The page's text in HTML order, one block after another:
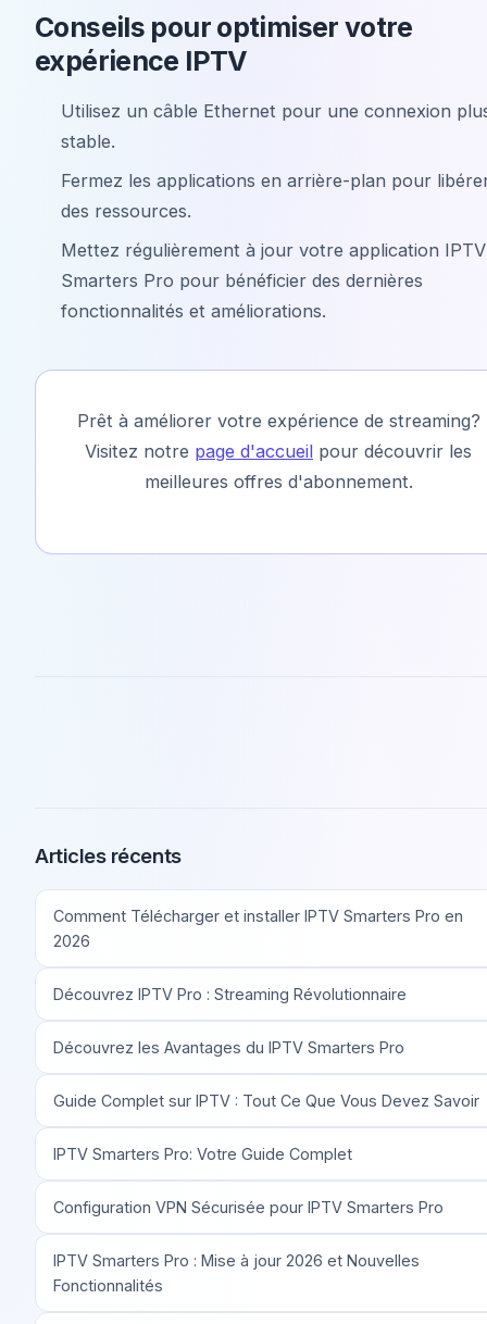
Conseils pour optimiser votre
expérience IPTV
Utilisez un câble Ethernet pour une connexion
stable.
Fermez les applications en arrière-plan pour
des ressources.
Mettez régulièrement à jour votre application IPTV
Smarters Pro pour bénéficier des dernières
fonctionnalités et améliorations.
Prêt à améliorer votre expérience de streaming?
Visitez notre page d'accueil pour découvrir les
meilleures offres d'abonnement.
Articles récents
Comment Télécharger et installer IPTV Smarters Pro en
2026
Découvrez IPTV Pro : Streaming Révolutionnaire
Découvrez les Avantages du IPTV Smarters Pro
Guide Complet sur IPTV : Tout Ce Que Vous Devez Savoir
IPTV Smarters Pro: Votre Guide Complet
Configuration VPN Sécurisée pour IPTV Smarters Pro
IPTV Smarters Pro : Mise à jour 2026 et Nouvelles
Fonctionnalités